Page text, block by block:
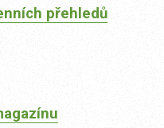
přehledů